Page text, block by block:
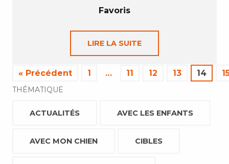
Favoris
LIRE LA SUITE
« Précédent 1 … 11 12 13 14
THÉMATIQUE
ACTUALITÉS AVEC LES ENFANTS
AVEC MON CHIEN CIBLES